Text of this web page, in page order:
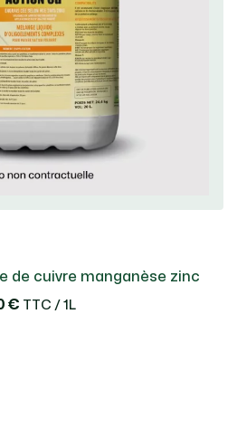
de cuivre manganèse zinc
€ TTC / 1L